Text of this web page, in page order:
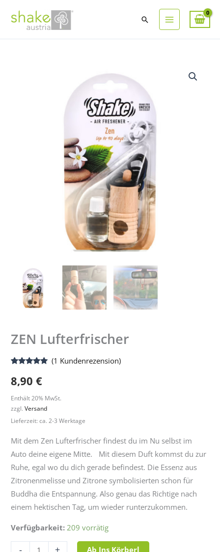
Suchen
ZEN Lufterfrischer
mit5.00
von 5,
auf
Kundenbewertung
(1 Kundenrezension)
8,90€
Enthält 20% MwSt.
zzgl.Versand
Lieferzeit: ca. 2-3 Werktage
Mit dem Zen Lufterfrischer findest du im Nu selbst im
Auto deine eigene Mitte. Mit diesem Duft kommst du zur
Ruhe, egal wo du dich gerade befindest. Die Essenz aus
Zitronenmelisse und Zitrone symbolisierten schon für
Buddha die Entspannung. Also genau das Richtige nach
einem hektischen Tag, um wieder runterzukommen.
Verfügbarkeit: 209 vorrätig
Ab Ins Körberl